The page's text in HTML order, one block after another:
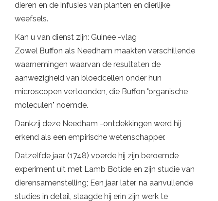
dieren en de infusies van planten en dierlijke
weefsels.
Kan u van dienst zijn: Guinee -vlag
Zowel Buffon als Needham maakten verschillende
waarnemingen waarvan de resultaten de
aanwezigheid van bloedcellen onder hun
microscopen vertoonden, die Buffon "organische
moleculen" noemde.
Dankzij deze Needham -ontdekkingen werd hij
erkend als een empirische wetenschapper.
Datzelfde jaar (1748) voerde hij zijn beroemde
experiment uit met Lamb Botide en zijn studie van
dierensamenstelling; Een jaar later, na aanvullende
studies in detail, slaagde hij erin zijn werk te